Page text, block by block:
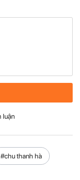
luận
#chu thanh hà